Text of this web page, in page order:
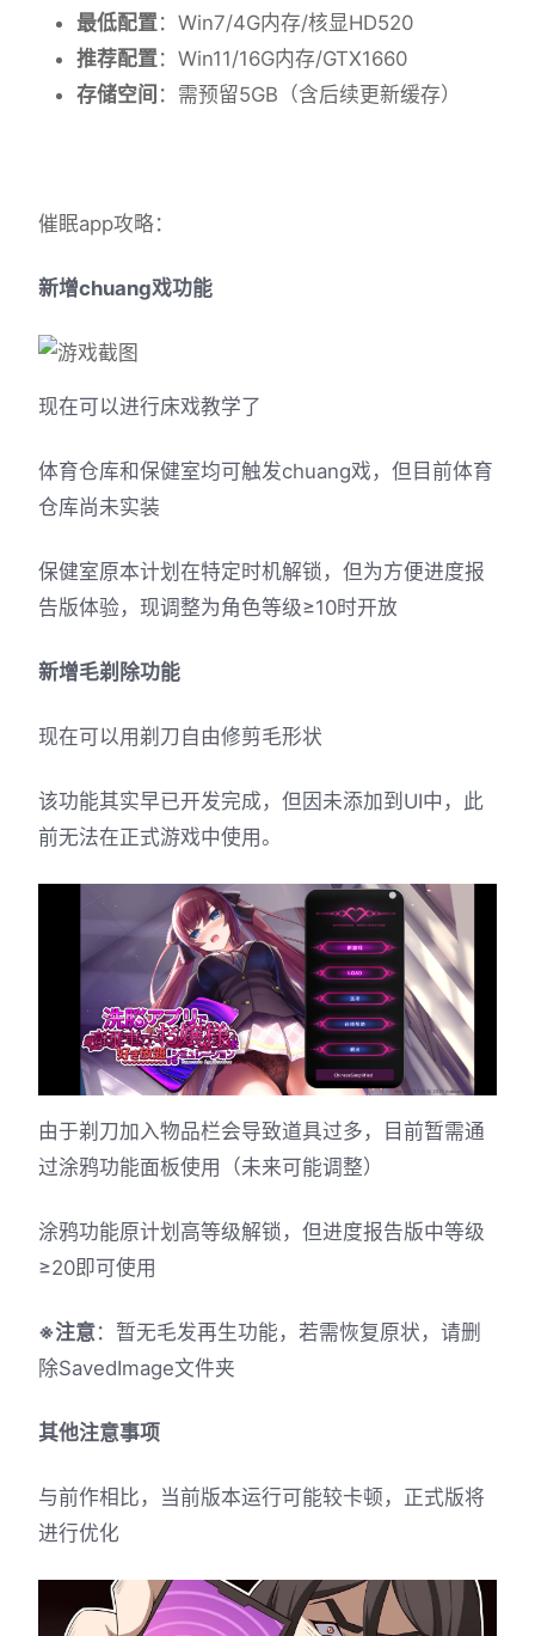
​最低配置​​：Win7/4G内存/核显HD520
​推荐配置​​：Win11/16G内存/GTX1660
​存储空间​ ​：需预留5GB（含后续更新缓存）
催眠app攻略：
新增chuang戏功能
现在可以进行床戏教学了
体育仓库和保健室均可触发chuang戏，但目前体育
仓库尚未实装
保健室原本计划在特定时机解锁，但为方便进度报
告版体验，现调整为角色等级≥10时开放
新增毛剃除功能
现在可以用剃刀自由修剪毛形状
该功能其实早已开发完成，但因未添加到UI中，此
前无法在正式游戏中使用。
由于剃刀加入物品栏会导致道具过多，目前暂需通
过涂鸦功能面板使用（未来可能调整）
涂鸦功能原计划高等级解锁，但进度报告版中等级
≥20即可使用
※注意：暂无毛发再生功能，若需恢复原状，请删
除SavedImage文件夹
其他注意事项
与前作相比，当前版本运行可能较卡顿，正式版将
进行优化